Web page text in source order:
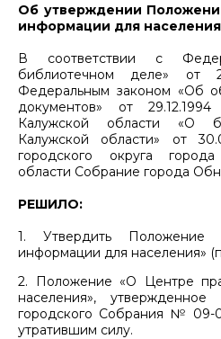
Об утверждении
информации для
В соответствии с
библиотечном деле»
Федеральным законом «Об
документов» от
Калужской области «О
Калужской области» от
городского округа
области Собрание города
РЕШИЛО:
1. Утвердить
информации для населения»
2. Положение «О Центре
населения»,
городского Собрания № 09-
утратившим силу.